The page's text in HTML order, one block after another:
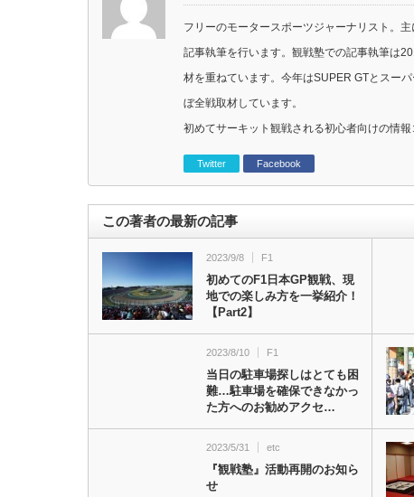
フリーのモータースポーツジャーナリスト。
記事執筆を行います。観戦塾での記事執筆は
材を重ねています。今年はSUPER GTとスー
ぼ全戦取材しています。
初めてサーキット観戦される初心者向けの情報
Twitter Facebook
この著者の最新の記事
2023/9/8 F1
初めてのF1日本GP観戦、現
地での楽しみ方を一挙紹介！
【Part2】
2023/8/10 F1
当日の駐車場探しはとても困
難…駐車場を確保できなかっ
た方へのお勧めアクセ…
2023/5/31 etc
『観戦塾』活動再開のお知ら
せ